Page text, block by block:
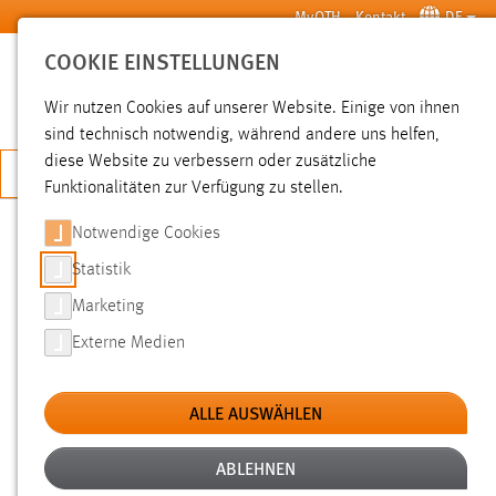
Zum Hauptinhalt springen MyOTH Kontakt DE
SUCHE
JETZT BEWERBEN
Hochschule Aktuelles News der OTH Amberg-Weiden
NEWS
Filter
COOKIE EINSTELLUNGEN
Wir nutzen Cookies auf unserer Website. Einige von ihnen
sind technisch notwendig, während andere uns helfen,
diese Website zu verbessern oder zusätzliche
Funktionalitäten zur Verfügung zu stellen.
Notwendige Cookies
Statistik
Marketing
Externe Medien
ALLE AUSWÄHLEN
ABLEHNEN